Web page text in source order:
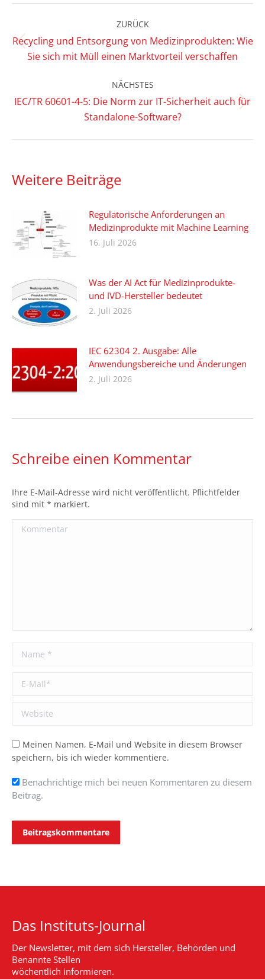
Kommentarnavigation
ZURÜCK
Vorheriger
Beitrag:
Recycling und Entsorgung von Medizinprodukten: Wie
Sie sich mit Müll einen Marktvorteil verschaffen
NÄCHSTES
Nächster
Beitrag:
IEC/TR 60601-4-5: Die Norm zur IT-Sicherheit auch für
Standalone-Software?
Weitere Beiträge
Regulatorische Anforderungen an
Medizinprodukte mit Machine Learning
16. Juli 2026
Was der AI Act für Medizinprodukte-
und IVD-Hersteller bedeutet
2. Juli 2026
IEC 62304 2. Ausgabe: Alle
Anwendungsbereiche und Änderungen
2. Juli 2026
Schreibe einen Kommentar
Ihre E-Mail-Adresse wird nicht veröffentlicht. Pflichtfelder
sind mit * markiert.
Kommentar
Name *
E-Mail *
Website
Meinen Namen, E-Mail und Website in diesem Browser
speichern, bis ich wieder kommentiere.
Benachrichtige mich bei neuen Kommentaren zu diesem
Beitrag.
Beitragskommentare
Das Instituts-Journal
Der Newsletter, mit dem sich Hersteller, Behörden und
Benannte Stellen
wöchentlich informieren.